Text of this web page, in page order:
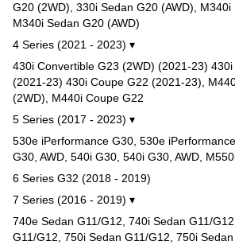
G20 (2WD), 330i Sedan G20 (AWD), M340i
M340i Sedan G20 (AWD)
4 Series (2021 - 2023) ▾
430i Convertible G23 (2WD) (2021-23)
(2021-23) 430i Coupe G22 (2021-23),
(2WD), M440i Coupe G22
5 Series (2017 - 2023) ▾
530e iPerformance G30, 530e
G30, AWD, 540i G30, 540i G30, AWD,
6 Series G32 (2018 - 2019)
7 Series (2016 - 2019) ▾
740e Sedan G11/G12, 740i Sedan G11/
G11/G12, 750i Sedan G11/G12, 750i